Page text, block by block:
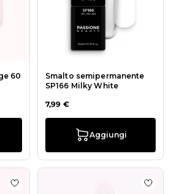
60
Smalto semipermanente
SP166 Milky White
7,99 €
Aggiungi
Aggiungi alla wishlist HD Fiber